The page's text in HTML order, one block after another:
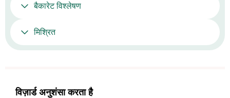
बैकारेट विश्लेषण
मिश्रित
विज़ार्ड अनुशंसा करता है